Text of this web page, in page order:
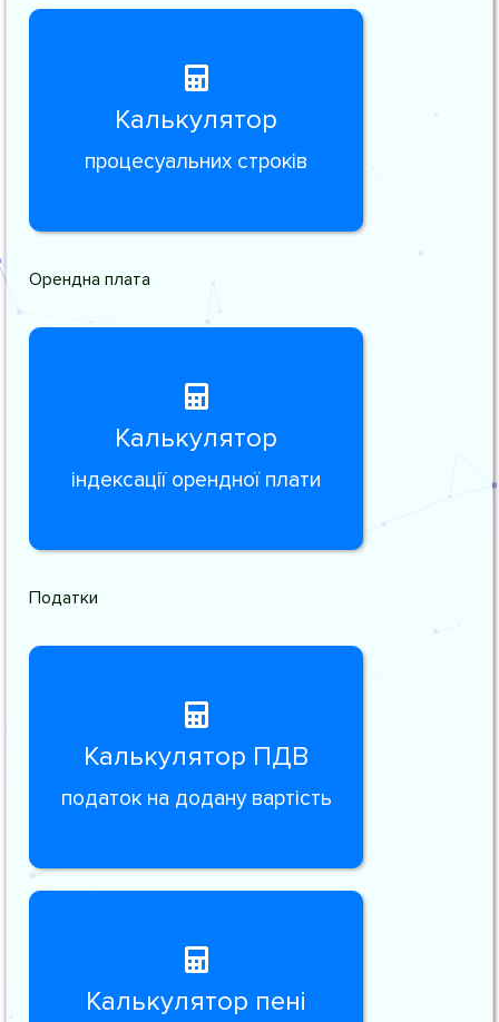
Калькулятор
процесуальних строків
Орендна плата
Калькулятор
індексації орендної плати
Податки
Калькулятор ПДВ
податок на додану вартість
Калькулятор пені